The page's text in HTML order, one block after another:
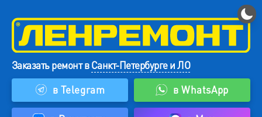
Заказать ремонт вСанкт-Петербурге и ЛО
в Telegram
в WhatsApp